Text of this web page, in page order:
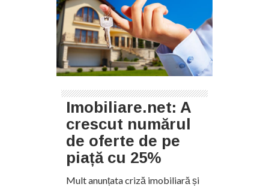
Imobiliare.net: A
crescut numărul
de oferte de pe
piață cu 25%
Mult anunțata criză imobiliară și